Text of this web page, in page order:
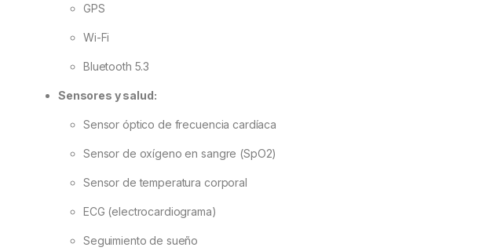
GPS
Wi-Fi
Bluetooth 5.3
Sensores y salud:
Sensor óptico de frecuencia cardíaca
Sensor de oxígeno en sangre (SpO2)
Sensor de temperatura corporal
ECG (electrocardiograma)
Seguimiento de sueño